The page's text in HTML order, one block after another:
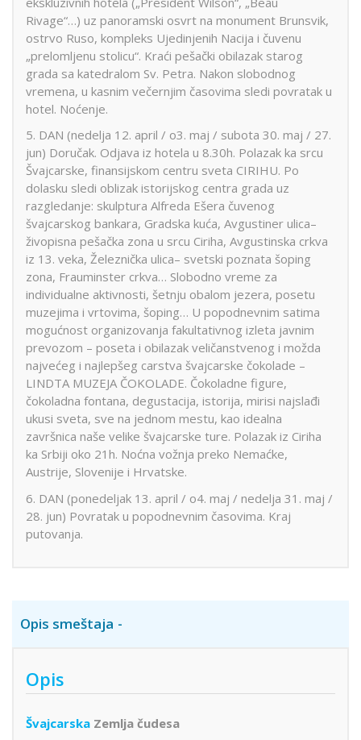
Rivage“…) uz panoramski osvrt na monument Brunsvik,
ostrvo Ruso, kompleks Ujedinjenih Nacija i čuvenu
„prelomljenu stolicu“. Kraći pešački obilazak starog
grada sa katedralom Sv. Petra. Nakon slobodnog
vremena, u kasnim večernjim časovima sledi povratak u
hotel. Noćenje.
5. DAN (nedelja 12. april / o3. maj / subota 30. maj / 27.
jun) Doručak. Odjava iz hotela u 8.30h. Polazak ka srcu
Švajcarske, finansijskom centru sveta CIRIHU. Po
dolasku sledi oblizak istorijskog centra grada uz
razgledanje: skulptura Alfreda Ešera čuvenog
švajcarskog bankara, Gradska kuća, Avgustiner ulica–
živopisna pešačka zona u srcu Ciriha, Avgustinska crkva
iz 13. veka, Železnička ulica– svetski poznata šoping
zona, Frauminster crkva… Slobodno vreme za
individualne aktivnosti, šetnju obalom jezera, posetu
muzejima i vrtovima, šoping… U popodnevnim satima
mogućnost organizovanja fakultativnog izleta javnim
prevozom – poseta i obilazak veličanstvenog i možda
najvećeg i najlepšeg carstva švajcarske čokolade –
LINDTA MUZEJA ČOKOLADE. Čokoladne figure,
čokoladna fontana, degustacija, istorija, mirisi najslađi
ukusi sveta, sve na jednom mestu, kao idealna
završnica naše velike švajcarske ture. Polazak iz Ciriha
ka Srbiji oko 21h. Noćna vožnja preko Nemaćke,
Austrije, Slovenije i Hrvatske.
6. DAN (ponedeljak 13. april / o4. maj / nedelja 31. maj /
28. jun) Povratak u popodnevnim časovima. Kraj
putovanja.
Opis smeštaja
Opis
Švajcarska Zemlja čudesa